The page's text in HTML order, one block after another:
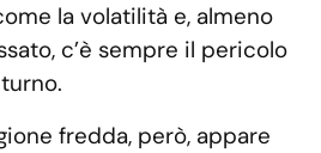
la volatilità e, almeno
c’è sempre il pericolo
fredda, però, appare